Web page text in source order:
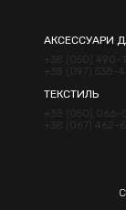
АКСЕССУАРИ
+38 (050) 490-
+38 (097) 538-
ТЕКСТИЛЬ
+38 (050) 066-
+38 (067) 462-